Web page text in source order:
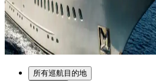
所有巡航目的地